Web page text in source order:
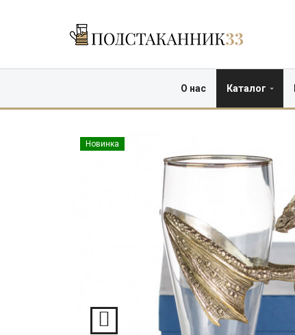
О нас Каталог
Новинка